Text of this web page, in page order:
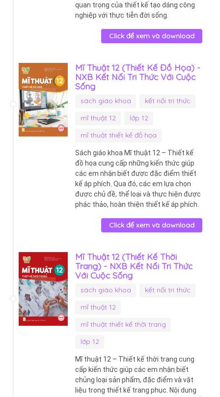
quan trọng của thiết kế tạo dáng công
nghiệp với thực tiễn đời sống.
Click để xem và download
Mĩ Thuật 12 (Thiết Kế Đồ Họa) -
NXB Kết Nối Tri Thức Với Cuộc
Sống
sách giáo khoa
kết nối tri thức
mĩ thuật 12
lớp 12
mĩ thuật thiết kế đồ họa
Sách giáo khoa Mĩ thuật 12 – Thiết kế
đồ họa cung cấp những kiến thức giúp
các em nhận biết được đặc điểm thiết
kế áp phích. Qua đó, các em lựa chọn
được chủ đề, thể loại và thực hiện được
phác thảo, hoàn thiện thiết kế áp phích.
Click để xem và download
Mĩ Thuật 12 (Thiết Kế Thời
Trang) - NXB Kết Nối Tri Thức
Với Cuộc Sống
sách giáo khoa
kết nối tri thức
mĩ thuật 12
mĩ thuật thiết kế thời trang
lớp 12
Mĩ thuật 12 – Thiết kế thời trang cung
cấp kiến thức giúp các em nhận biết
chủng loại sản phẩm, đặc điểm và vật
liệu trong thiết kế trang phục. Nội dung